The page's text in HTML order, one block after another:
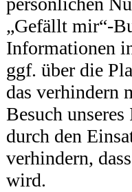
„Gefällt mir“-
Informationen
ggf. über die
das verhindern
Besuch
durch den
verhindern,
wird.